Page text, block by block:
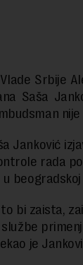
Srbije
Saša
Janković
rada
bi zaista,
je